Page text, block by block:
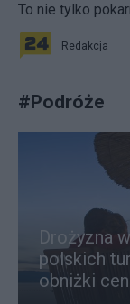
To nie tylko
Redakcja
#Podróże
Drożyzna
polskich
obniżki cen